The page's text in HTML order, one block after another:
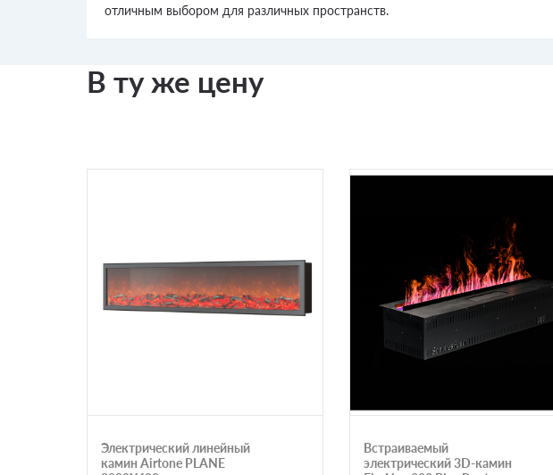
отличным выбором для различных пространств.
В ту же цену
Электрический линейный
камин Airtone PLANE
Встраиваемый
электрический 3D-камин